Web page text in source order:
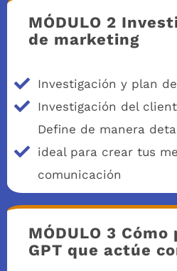
MÓDULO 2
de marketing
Investigación y plan
Investigación del
Define de manera
ideal para crear tus
comunicación
MÓDULO 3
GPT que actúe